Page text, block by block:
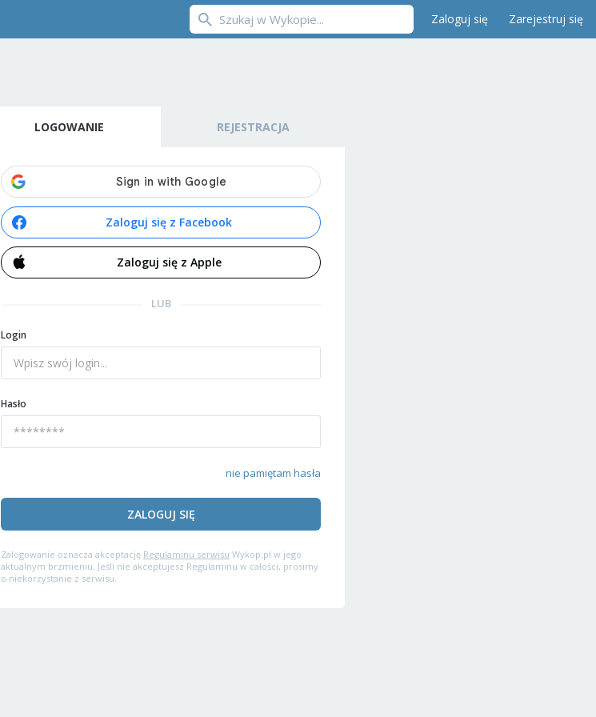
Zaloguj się Zarejestruj się
LOGOWANIE REJESTRACJA
Zaloguj się z Facebook
Zaloguj się z Apple
LUB
Login
Hasło
nie pamiętam hasła
ZALOGUJ SIĘ
Zalogowanie oznacza akceptację Regulaminu serwisu Wykop.pl w jego
aktualnym brzmieniu. Jeśli nie akceptujesz Regulaminu w całości, prosimy
o niekorzystanie z serwisu.